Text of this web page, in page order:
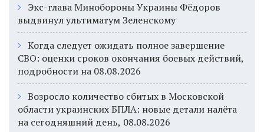
Экс-глава Минобороны Украины Фёдоров
выдвинул ультиматум Зеленскому
Когда следует ожидать полное завершение
СВО: оценки сроков окончания боевых действий,
подробности на 08.08.2026
Возросло количество сбитых в Московской
области украинских БПЛА: новые детали налёта
на сегодняшний день, 08.08.2026